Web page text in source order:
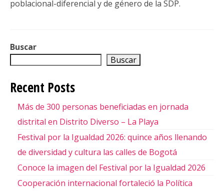
poblacional-diferencial y de género de la SDP.
Buscar
Buscar
Recent Posts
Más de 300 personas beneficiadas en jornada
distrital en Distrito Diverso – La Playa
Festival por la Igualdad 2026: quince años llenando
de diversidad y cultura las calles de Bogotá
Conoce la imagen del Festival por la Igualdad 2026
Cooperación internacional fortaleció la Política